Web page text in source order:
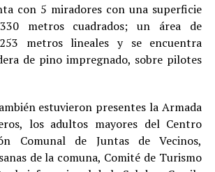
con 5 miradores con una superficie
metros cuadrados; un área de
metros lineales y se encuentra
de pino impregnado, sobre pilotes
estuvieron presentes la Armada
los adultos mayores del Centro
Comunal de Juntas de Vecinos,
de la comuna, Comité de Turismo